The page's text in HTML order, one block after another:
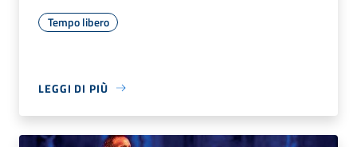
Tempo libero
LEGGI DI PIÙ